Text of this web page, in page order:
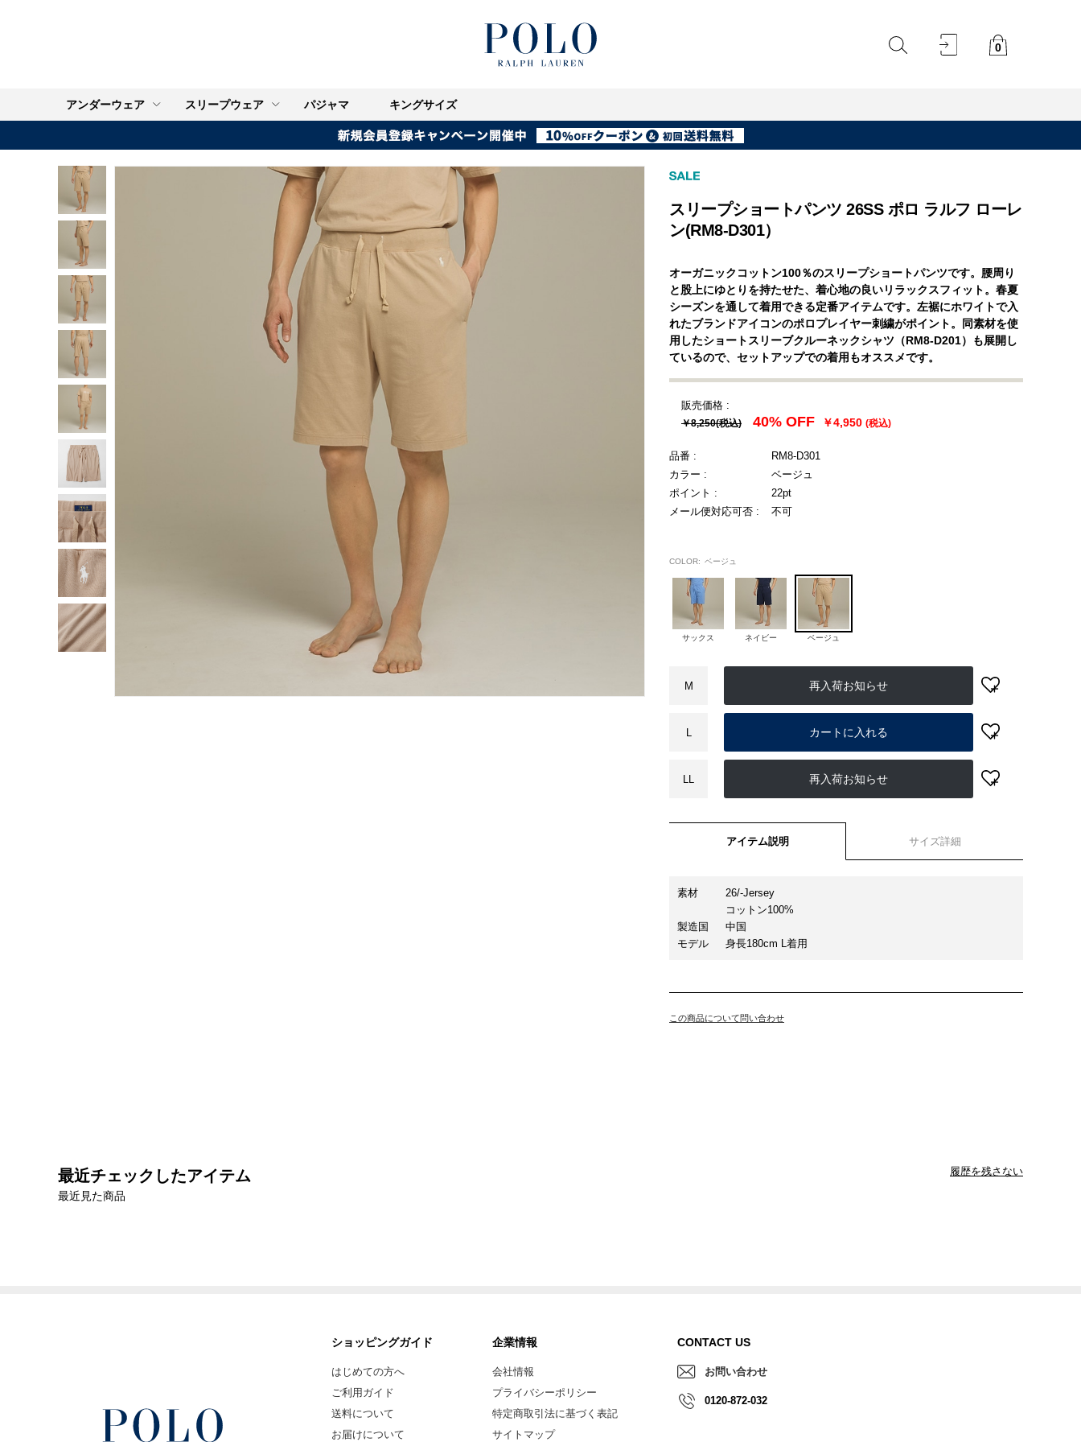
0
アンダーウェア スリープウェア パジャマ キングサイズ
スリープショートパンツ 26SS ポロ ラルフ ローレ
ン(RM8-D301）
オーガニックコットン100％のスリープショートパンツです。腰周り
と股上にゆとりを持たせた、着心地の良いリラックスフィット。春夏
シーズンを通して着用できる定番アイテムです。左裾にホワイトで入
れたブランドアイコンのポロプレイヤー刺繍がポイント。同素材を使
用したショートスリーブクルーネックシャツ（RM8-D201）も展開し
ているので、セットアップでの着用もオススメです。
販売価格 :
￥8,250(税込) 40% OFF ￥4,950 (税込)
品番 :
RM8-D301
カラー :
ベージュ
ポイント :
22pt
メール便対応可否 :
不可
COLOR: ベージュ
サックス ネイビー ベージュ
M 再入荷お知らせ
L カートに入れる
LL 再入荷お知らせ
アイテム説明 サイズ詳細
素材
26/-Jersey
コットン100%
製造国
中国
モデル
身長180cm L着用
この商品について問い合わせ
最近チェックしたアイテム 履歴を残さない
最近見た商品
ショッピングガイド
はじめての方へ
ご利用ガイド
送料について
お届けについて
企業情報
会社情報
プライバシーポリシー
特定商取引法に基づく表記
サイトマップ
CONTACT US
お問い合わせ
0120-872-032